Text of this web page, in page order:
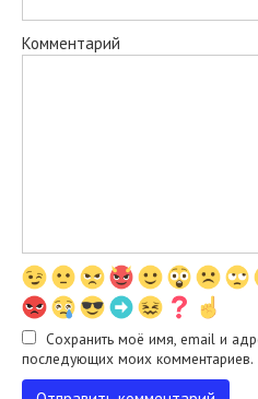
Комментарий
Сохранить моё имя, email и
последующих моих комментариев.